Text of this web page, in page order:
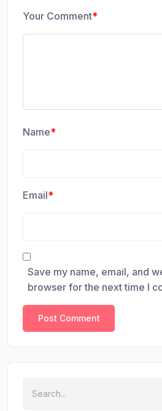
Your Comment*
Name*
Email*
Save my name, email, and
browser for the next time I